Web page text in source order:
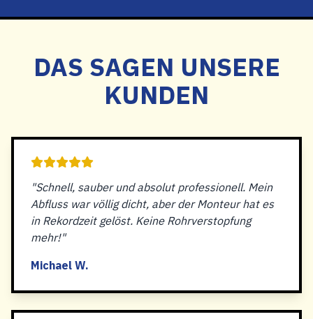
DAS SAGEN UNSERE
KUNDEN
"Schnell, sauber und absolut professionell. Mein
Abfluss war völlig dicht, aber der Monteur hat es
in Rekordzeit gelöst. Keine Rohrverstopfung
mehr!"
Michael W.